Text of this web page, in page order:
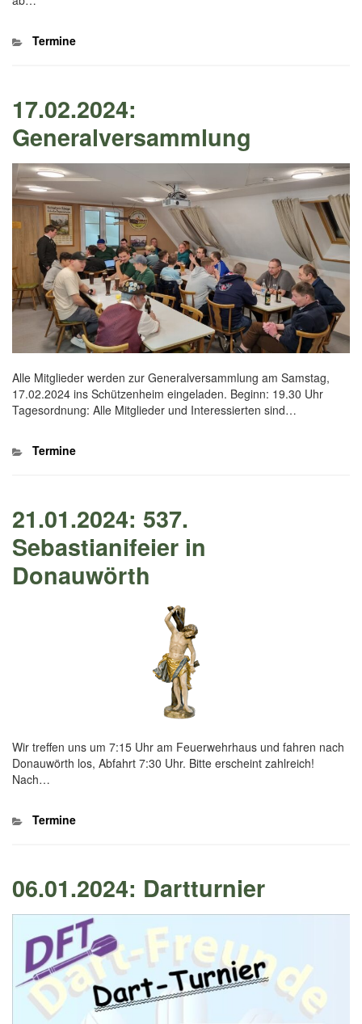
Kategorien
Termine
17.02.2024:
Generalversammlung
Alle Mitglieder werden zur Generalversammlung am Samstag,
17.02.2024 ins Schützenheim eingeladen. Beginn: 19.30 Uhr
Tagesordnung: Alle Mitglieder und Interessierten sind…
Kategorien
Termine
21.01.2024: 537.
Sebastianifeier in
Donauwörth
Wir treffen uns um 7:15 Uhr am Feuerwehrhaus und fahren nach
Donauwörth los, Abfahrt 7:30 Uhr. Bitte erscheint zahlreich!
Nach…
Kategorien
Termine
06.01.2024: Dartturnier